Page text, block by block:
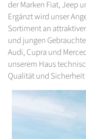
der Marken Fiat, Jeep
Ergänzt wird unser
Sortiment an
und jungen
Audi, Cupra und
unserem Haus
Qualität und